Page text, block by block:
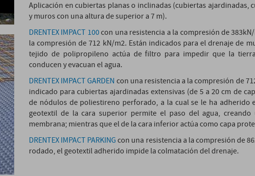
Aplicación en cubiertas planas o inclinadas (cubiertas ajardinadas,
y muros con una altura de superior a 7 m).
DRENTEX IMPACT 100con una resistencia a la compresión de
la compresión de 712 kN/m2. Están indicados para el drenaje de
tejido de polipropileno actúa de filtro para impedir que la
conducen y evacuan el agua.
DRENTEX IMPACT GARDEN con una resistencia a la compresión de
indicado para cubiertas ajardinadas extensivas (de 5 a 20 cm de
de nódulos de poliestireno perforado, a la cual se le ha adherido
geotextil de la cara superior permite el paso del agua,
membrana; mientras que el de la cara inferior actúa como capa
DRENTEX IMPACT PARKINGcon una resistencia a la compresión de
rodado, el geotextil adherido impide la colmatación del drenaje.